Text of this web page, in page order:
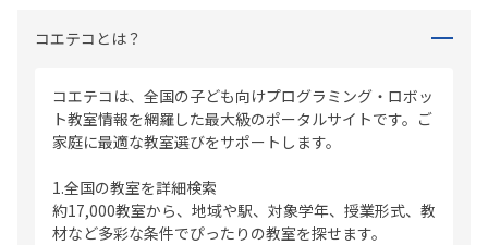
コエテコとは？
コエテコは、全国の子ども向けプログラミング・ロボッ
ト教室情報を網羅した最大級のポータルサイトです。ご
家庭に最適な教室選びをサポートします。
1.全国の教室を詳細検索
約17,000教室から、地域や駅、対象学年、授業形式、教
材など多彩な条件でぴったりの教室を探せます。